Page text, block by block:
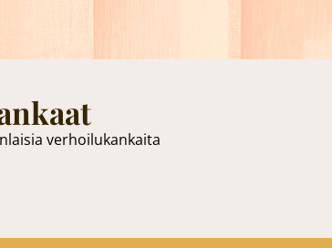
verhoilukankaita